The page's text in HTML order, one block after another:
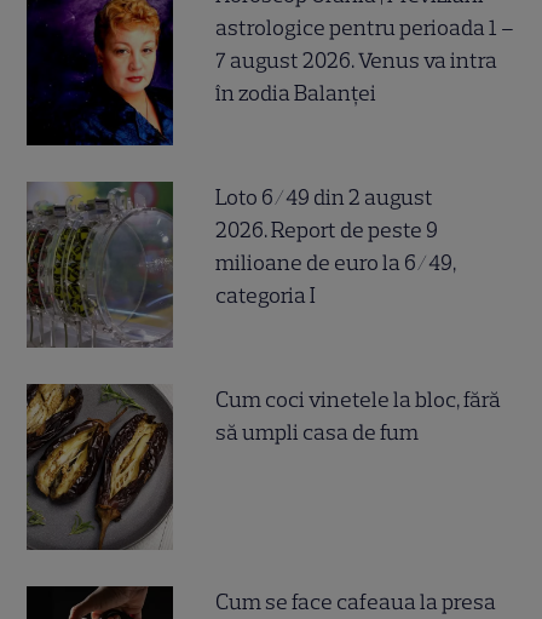
astrologice pentru perioada 1 –
7 august 2026. Venus va intra
în zodia Balanței
Loto 6/49 din 2 august
2026. Report de peste 9
milioane de euro la 6/49,
categoria I
Cum coci vinetele la bloc, fără
să umpli casa de fum
Cum se face cafeaua la presa